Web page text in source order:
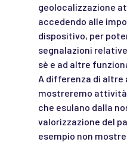
geolocalizzazione
accedendo alle
dispositivo, per
segnalazioni
sè e ad altre
A differenza di altre
mostreremo
che esulano dalla
valorizzazione del
esempio non